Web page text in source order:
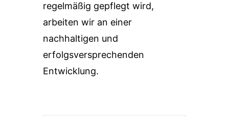
regelmäßig gepflegt wird,
arbeiten wir an einer
nachhaltigen und
erfolgsversprechenden
Entwicklung.